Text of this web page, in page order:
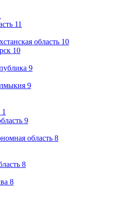
11
область 10
10
9
9
1
9
область 8
8
8